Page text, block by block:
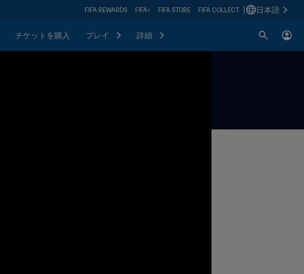
FIFA REWARDS FIFA+ FIFA STORE FIFA COLLECT 日本語
チケットを購入 プレイ 詳細